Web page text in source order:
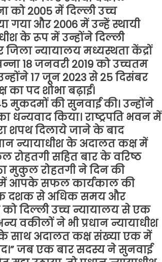
को 2005 में दिल्ली उच्च
गया और 2006 में उन्हें स्थायी
के रूप में उन्होंने दिल्ली
जिला न्यायालय मध्यस्थता केंद्रों
18 जनवरी 2019 को उच्चतम
17 जून 2023 से 25 दिसंबर
पद शोभा बढ़ाई।
मुकदमों की सुनवाई की। उन्होंने
किया। राष्ट्रपति भवन में
शपथ दिलाये जाने के बाद
न्यायाधीश के अदालत कक्ष में
रोहतगी सहित बार के वरिष्ठ
मुकुल रोहतगी ने दिन की
में आपके सफल कार्यकाल की
एक दशक से अधिक समय और
दिल्ली उच्च न्यायालय से एक
वकीलों ने भी प्रधान न्यायाधीश
के साथ अदालत कक्ष संख्या एक में
जब एक बार सदस्य ने सुनवाई